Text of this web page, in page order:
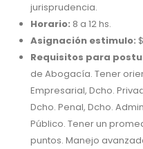
jurisprudencia.
Horario: 8 a 12 hs.
Asignación estimulo:
Requisitos para
de Abogacía. Tener
Empresarial, Dcho.
Dcho. Penal, Dcho.
Público. Tener un
puntos. Manejo